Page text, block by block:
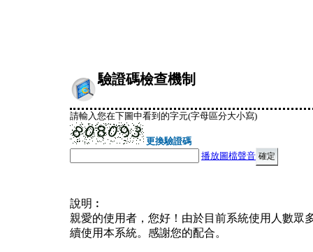
驗證碼檢查機制
請輸入您在下圖中看到的字元(字母區分大小寫)
更換驗證碼
播放圖檔聲音
說明︰
親愛的使用者，您好！由於目前系統使用人數眾
續使用本系統。感謝您的配合。